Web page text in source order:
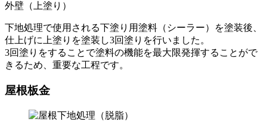
外壁（上塗り）
下地処理で使用される下塗り用塗料（シーラー）を塗装後、
仕上げに上塗りを塗装し3回塗りを行いました。
3回塗りをすることで塗料の機能を最大限発揮することがで
きるため、重要な工程です。
屋根板金